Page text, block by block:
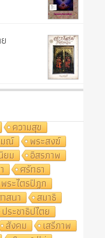
ความสุข
ณ์
พระสงฆ์
ยม
อิสรภาพ
ศรัทธา
พระไตรปิฎก
สนา
สมาธิ
ประชาธิปไตย
สังคม
เสรีภาพ